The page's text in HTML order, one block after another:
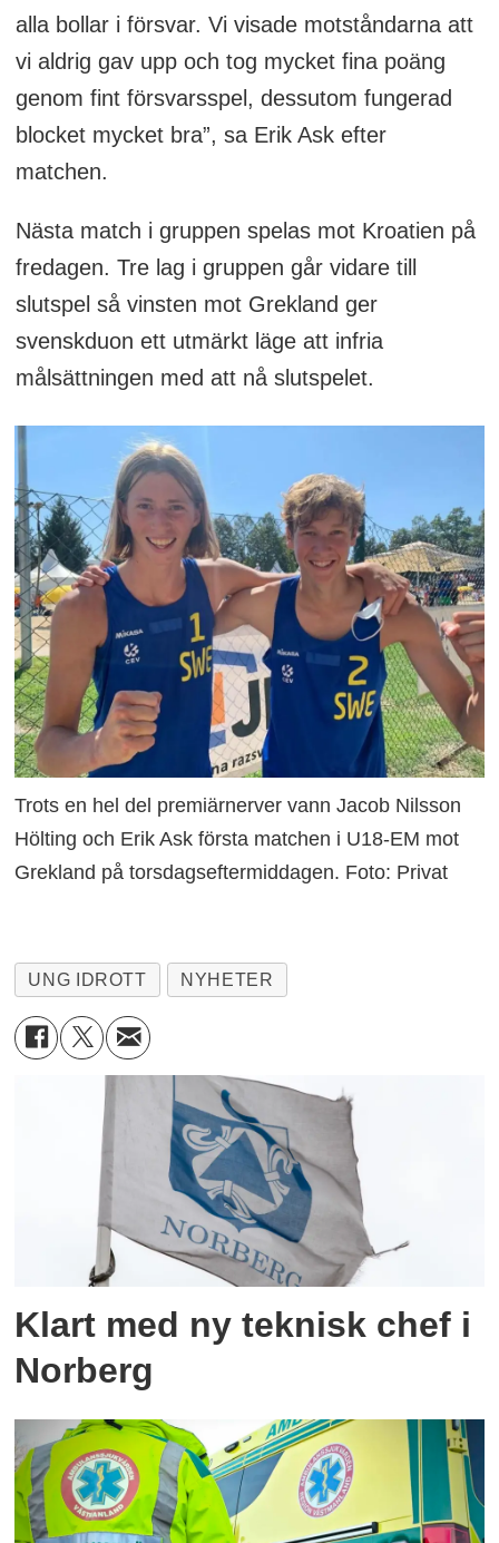
alla bollar i försvar. Vi visade motståndarna att
vi aldrig gav upp och tog mycket fina poäng
genom fint försvarsspel, dessutom fungerad
blocket mycket bra”, sa Erik Ask efter
matchen.
Nästa match i gruppen spelas mot Kroatien på
fredagen. Tre lag i gruppen går vidare till
slutspel så vinsten mot Grekland ger
svenskduon ett utmärkt läge att infria
målsättningen med att nå slutspelet.
Trots en hel del premiärnerver vann Jacob Nilsson
Hölting och Erik Ask första matchen i U18-EM mot
Grekland på torsdagseftermiddagen. Foto: Privat
UNG IDROTT NYHETER
Klart med ny teknisk chef i
Norberg